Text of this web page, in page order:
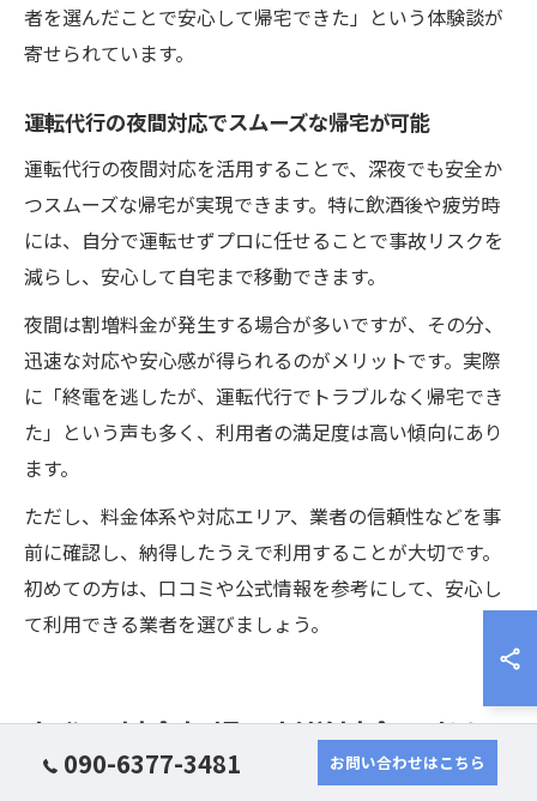
者を選んだことで安心して帰宅できた」という体験談が
寄せられています。
運転代行の夜間対応でスムーズな帰宅が可能
運転代行の夜間対応を活用することで、深夜でも安全か
つスムーズな帰宅が実現できます。特に飲酒後や疲労時
には、自分で運転せずプロに任せることで事故リスクを
減らし、安心して自宅まで移動できます。
夜間は割増料金が発生する場合が多いですが、その分、
迅速な対応や安心感が得られるのがメリットです。実際
に「終電を逃したが、運転代行でトラブルなく帰宅でき
た」という声も多く、利用者の満足度は高い傾向にあり
ます。
ただし、料金体系や対応エリア、業者の信頼性などを事
前に確認し、納得したうえで利用することが大切です。
初めての方は、口コミや公式情報を参考にして、安心し
て利用できる業者を選びましょう。
実際の料金相場と割増料金の考え
方ガイド
090-6377-3481 お問い合わせはこちら